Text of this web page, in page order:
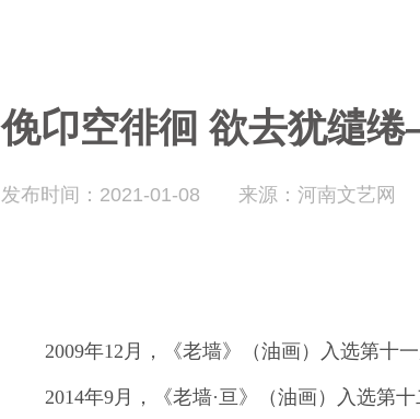
俛卬空徘徊 欲去犹缱
发布时间：2021-01-08 来源：河南文艺网
2009年12月，《老墙》（油画）入选第十一
2014年9月，《老墙·亘》（油画）入选第十